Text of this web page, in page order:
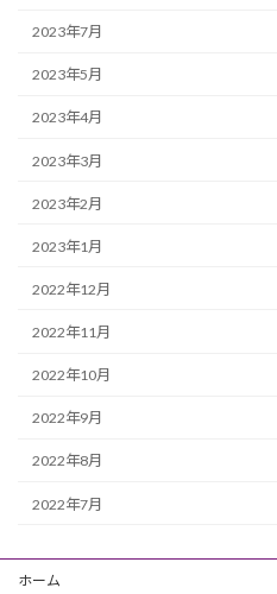
2023年7月
2023年5月
2023年4月
2023年3月
2023年2月
2023年1月
2022年12月
2022年11月
2022年10月
2022年9月
2022年8月
2022年7月
ホーム